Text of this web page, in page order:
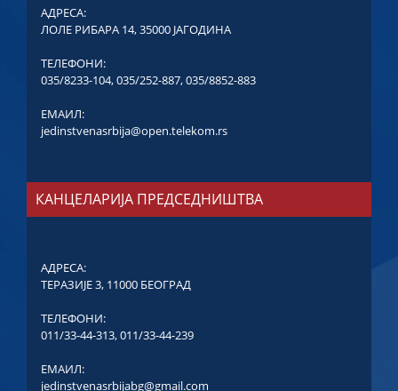
АДРЕСА:
ЛОЛЕ РИБАРА 14, 35000 ЈАГОДИНА
ТЕЛЕФОНИ:
035/8233-104,035/252-887,035/8852-883
ЕМАИЛ:
jedinstvenasrbija@open.telekom.rs
КАНЦЕЛАРИЈА ПРЕДСЕДНИШТВА
АДРЕСА:
ТЕРАЗИЈЕ 3, 11000 БЕОГРАД
ТЕЛЕФОНИ:
011/33-44-313,011/33-44-239
ЕМАИЛ:
jedinstvenasrbijabg@gmail.com